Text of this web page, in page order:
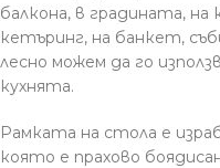
балкона, в градината, на
кетъринг, на банкет,
лесно можем да го
кухнята.
Рамката на стола е
която е прахово